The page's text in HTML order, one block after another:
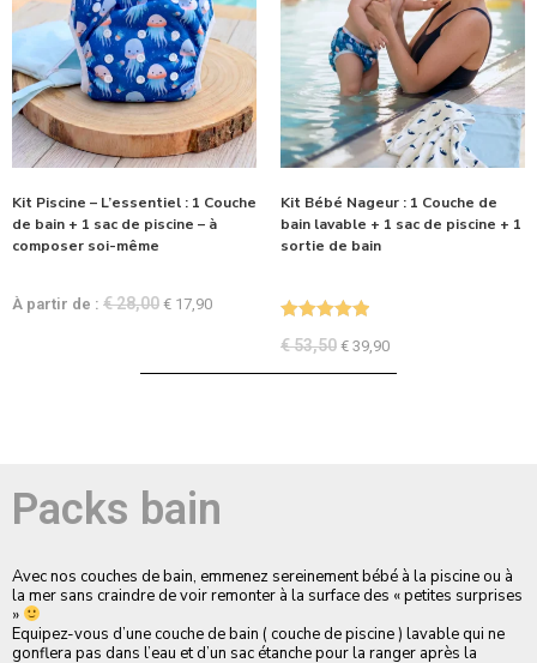
Kit Piscine – L’essentiel : 1 Couche
de bain + 1 sac de piscine – à
composer soi-même
À partir de : €28,00 € 17,90
Kit Bébé Nageur : 1 Couche de
bain lavable + 1 sac de piscine + 1
sortie de bain
€53,50 € 39,90
Packs bain
Avec nos couches de bain, emmenez sereinement bébé à la piscine ou à
la mer sans craindre de voir remonter à la surface des « petites surprises
»
Equipez-vous d’une couche de bain ( couche de piscine ) lavable qui ne
gonflera pas dans l’eau et d’un sac étanche pour la ranger après la